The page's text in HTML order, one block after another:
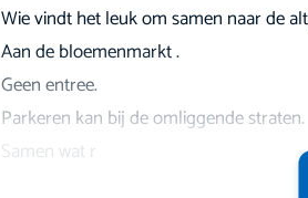
Wie vindt het leuk om samen naar de
Aan de bloemenmarkt .
Geen entree.
Parkeren kan bij de omliggende straten.
Samen wat r